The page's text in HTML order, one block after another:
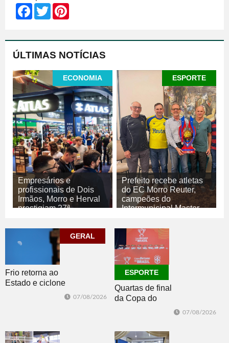
FacebookTwitter
ÚLTIMAS NOTÍCIAS
ECONOMIA
Empresários e
profissionais de Dois
Irmãos, Morro e Herval
prestigiam 27ª
07/08/2026
ECONOMIA
ESPORTE
Prefeito recebe atletas
do EC Morro Reuter,
campeões do
Intermunicipal Master
07/08/2026
ESPORTE
GERAL
Frio retorna ao
Estado e ciclone
07/08/2026
ESPORTE
Quartas de final
da Copa do
Brasil 2026: veja
datas e detalhes
do sorteio
07/08/2026